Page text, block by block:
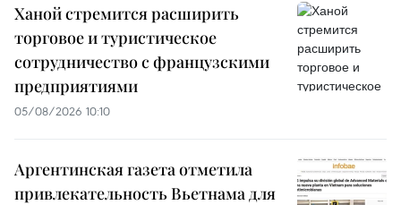
Ханой стремится расширить
торговое и туристическое
сотрудничество с французскими
предприятиями
05/08/2026 10:10
Аргентинская газета отметила
привлекательность Вьетнама для